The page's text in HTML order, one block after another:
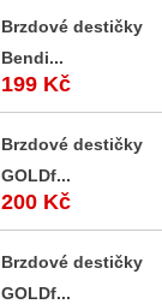
Brzdové destičky
Bendi...
199 Kč
Brzdové destičky
GOLDf...
200 Kč
Brzdové destičky
GOLDf...